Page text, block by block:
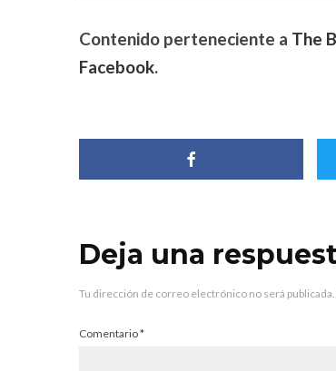
Contenido perteneciente a The
Facebook.
Deja una
Tu dirección de correo electrónico no será publicada.
Comentario*